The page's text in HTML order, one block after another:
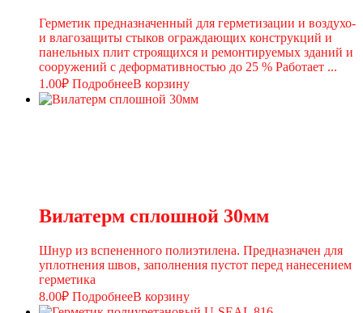
Герметик предназначенный для герметизации и воздухо-
и влагозащиты стыков ограждающих конструкций и
панельных плит строящихся и ремонтируемых зданий и
сооружений с деформативностью до 25 % Работает ...
1.00₽ ПодробнееВ корзину
Вилатерм сплошной 30мм
Шнур из вспененного полиэтилена. Предназначен для
уплотнения швов, заполнения пустот перед нанесением
герметика
8.00₽ ПодробнееВ корзину